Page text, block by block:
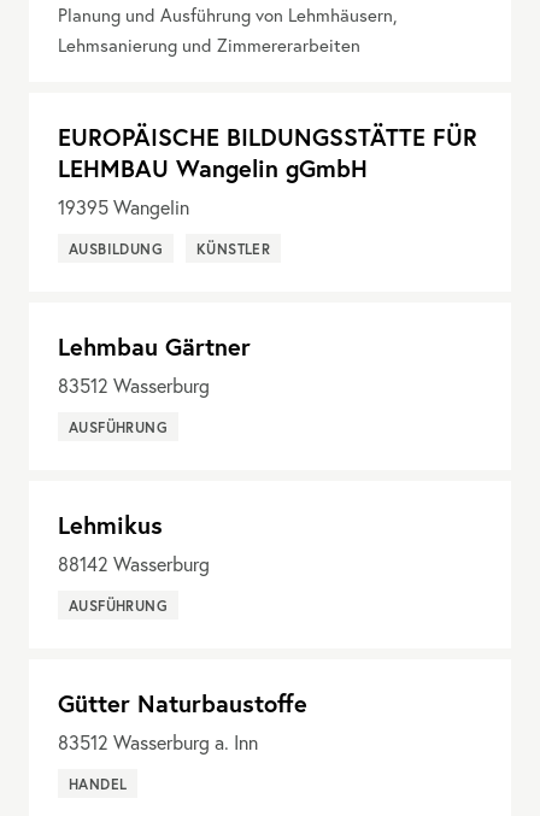
Planung und Ausführung von Lehmhäusern,
Lehmsanierung und Zimmererarbeiten
EUROPÄISCHE BILDUNGSSTÄTTE FÜR
LEHMBAU Wangelin gGmbH
19395Wangelin
AUSBILDUNG KÜNSTLER
Lehmbau Gärtner
83512 Wasserburg
AUSFÜHRUNG
Lehmikus
88142 Wasserburg
AUSFÜHRUNG
Gütter Naturbaustoffe
83512 Wasserburg a. Inn
HANDEL